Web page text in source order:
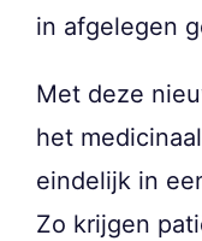
in afgelegen
Met deze
het
eindelijk in
Zo krijgen